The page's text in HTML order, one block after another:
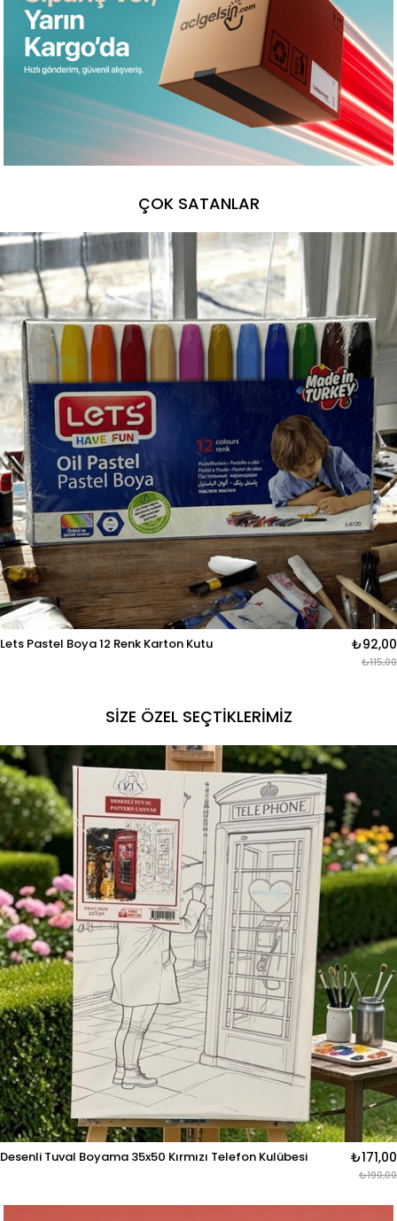
ÇOK SATANLAR
Lets Pastel Boya 12 Renk Karton Kutu ₺92,00
₺115,00
SİZE ÖZEL SEÇTİKLERİMİZ
Desenli Tuval Boyama 35x50 Kırmızı Telefon Kulübesi ₺171,00
₺190,00